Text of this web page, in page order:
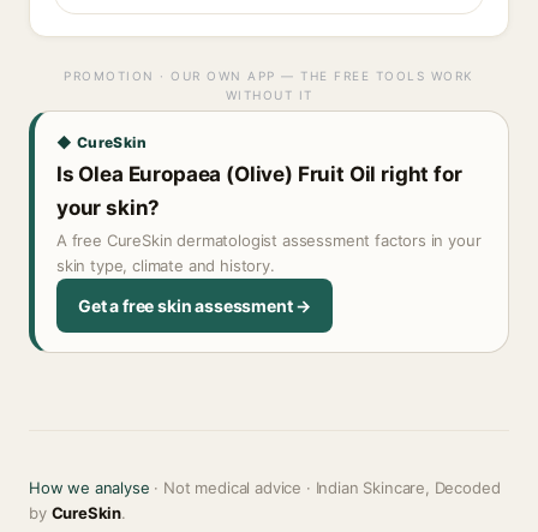
PROMOTION · OUR OWN APP — THE FREE TOOLS WORK
WITHOUT IT
◆ CureSkin
Is Olea Europaea (Olive) Fruit Oil right for
your skin?
A free CureSkin dermatologist assessment factors in your
skin type, climate and history.
Get a free skin assessment →
How we analyse · Not medical advice · Indian Skincare, Decoded
by CureSkin.